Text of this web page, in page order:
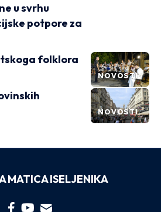
u svrhu
potpore za
NOVOSTI
folklora
NOVOSTI
MATICA ISELJENIKA